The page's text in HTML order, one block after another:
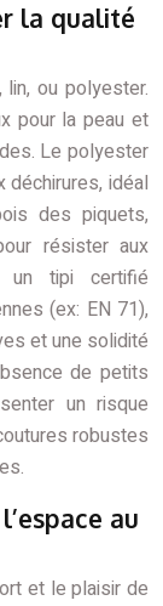
la qualité
ou polyester.
pour la peau et
Le polyester
déchirures, idéal
des piquets,
résister aux
un tipi certifié
(ex: EN 71),
et une solidité
de petits
un risque
robustes
au
et le plaisir de